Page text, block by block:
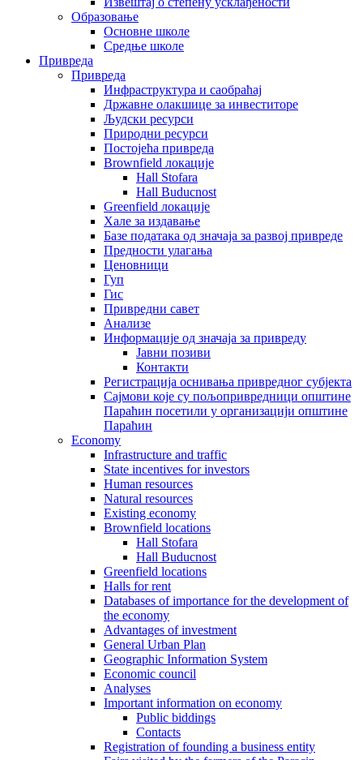
Образовање
Основне школе
Средње школе
Привреда
Привреда
Инфраструктура и саобраћај
Државне олакшице за инвеститоре
Људски ресурси
Природни ресурси
Постојећа привреда
Brownfield локације
Hall Stofara
Hall Buducnost
Greenfield локације
Хале за издавање
Базе података од значаја за развој привреде
Предности улагања
Ценовници
Гуп
Гис
Привредни савет
Aнализе
Информације од значаја за привреду
Јавни позиви
Контакти
Регистрација оснивања привредног субјекта
Сајмови које су пољопривредници општине
Параћин посетили у организацији општине
Параћин
Economy
Infrastructure and traffic
State incentives for investors
Human resources
Natural resources
Existing economy
Brownfield locations
Hall Stofara
Hall Buducnost
Greenfield locations
Halls for rent
Databases of importance for the development of
the economy
Advantages of investment
General Urban Plan
Geographic Information System
Еconomic council
Analyses
Important information on economy
Public biddings
Contacts
Registration of founding a business entity